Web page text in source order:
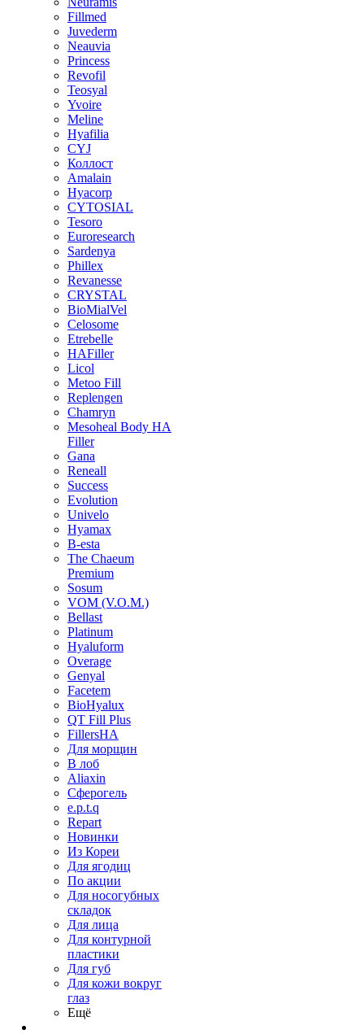
Fillmed
Juvederm
Neauvia
Princess
Revofil
Teosyal
Yvoire
Meline
Hyafilia
CYJ
Коллост
Amalain
Hyacorp
CYTOSIAL
Tesoro
Euroresearch
Sardenya
Phillex
Revanesse
CRYSTAL
BioMialVel
Celosome
Etrebelle
HAFiller
Licol
Metoo Fill
Replengen
Chamryn
Mesoheal Body HA
Filler
Gana
Reneall
Success
Evolution
Univelo
Hyamax
B-esta
The Chaeum
Premium
Sosum
VOM (V.O.M.)
Bellast
Platinum
Hyaluform
Overage
Genyal
Facetem
BioHyalux
QT Fill Plus
FillersHA
Для морщин
В лоб
Aliaxin
Сферогель
e.p.t.q
Repart
Новинки
Из Кореи
Для ягодиц
По акции
Для носогубных
складок
Для лица
Для контурной
пластики
Для губ
Для кожи вокруг
глаз
Ещё